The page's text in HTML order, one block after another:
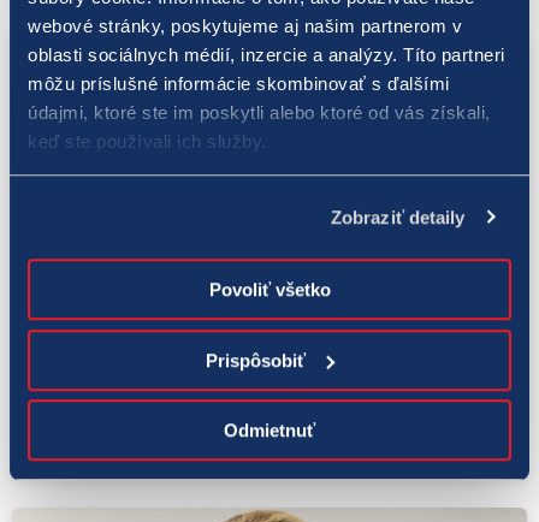
webové stránky, poskytujeme aj našim partnerom v
oblasti sociálnych médií, inzercie a analýzy. Títo partneri
môžu príslušné informácie skombinovať s ďalšími
údajmi, ktoré ste im poskytli alebo ktoré od vás získali,
keď ste používali ich služby.
Zobraziť detaily
Povoliť všetko
Prispôsobiť
Odmietnuť
LOTO 5 z 35
Stredajšie žrebovanie v hre LOTO 5 z 35
potešilo ďalšieho hráča